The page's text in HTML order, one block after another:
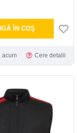
ÎN COŞ
acum Cere detalii